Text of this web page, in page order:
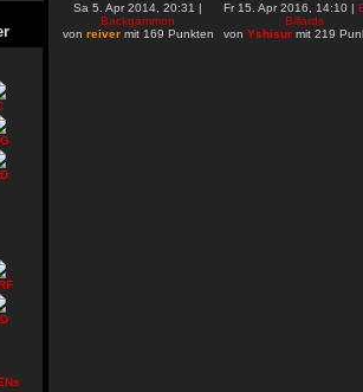
Sa 5. Apr 2014, 20:31 |
Backgammon
von reivermit 169 Punkten
Fr 15. Apr 2016, 14:10 |
Billards
von Yshisurmit 219